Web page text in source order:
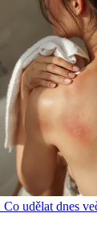
Co udělat dnes